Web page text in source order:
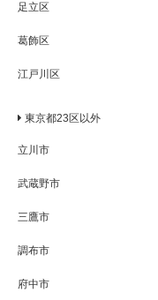
足立区
葛飾区
江戸川区
東京都23区以外
立川市
武蔵野市
三鷹市
調布市
府中市